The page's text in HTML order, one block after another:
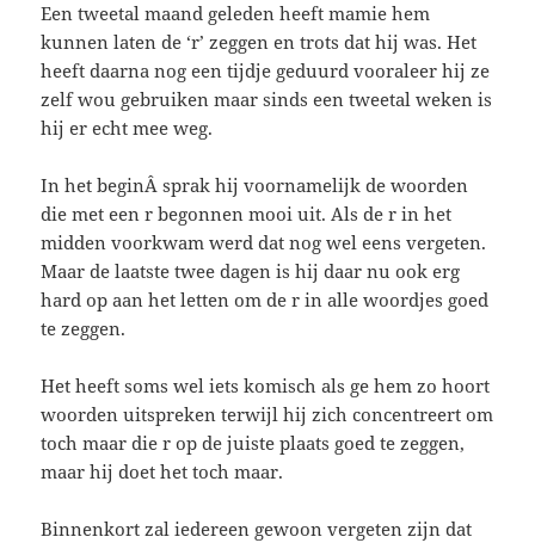
Een tweetal maand geleden heeft mamie hem
kunnen laten de ‘r’ zeggen en trots dat hij was. Het
heeft daarna nog een tijdje geduurd vooraleer hij ze
zelf wou gebruiken maar sinds een tweetal weken is
hij er echt mee weg.
In het beginÂ sprak hij voornamelijk de woorden
die met een r begonnen mooi uit. Als de r in het
midden voorkwam werd dat nog wel eens vergeten.
Maar de laatste twee dagen is hij daar nu ook erg
hard op aan het letten om de r in alle woordjes goed
te zeggen.
Het heeft soms wel iets komisch als ge hem zo hoort
woorden uitspreken terwijl hij zich concentreert om
toch maar die r op de juiste plaats goed te zeggen,
maar hij doet het toch maar.
Binnenkort zal iedereen gewoon vergeten zijn dat